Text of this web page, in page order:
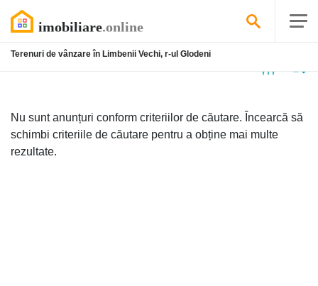
Terenuri de vânzare în Limbenii Vechi, r-ul Glodeni
Nu sunt anunțuri conform criteriilor de căutare. Încearcă să
schimbi criteriile de căutare pentru a obține mai multe
rezultate.